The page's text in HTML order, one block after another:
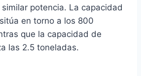
potencia. La capacidad
en torno a los 800
que la capacidad de
las 2.5 toneladas.